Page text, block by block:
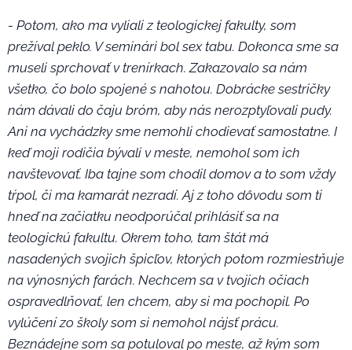
- Potom, ako ma vyliali z teologickej fakulty, som
prežíval peklo. V seminári bol sex tabu. Dokonca sme sa
museli sprchovať v trenírkach. Zakazovalo sa nám
všetko, čo bolo spojené s nahotou. Dobrácke sestričky
nám dávali do čaju bróm, aby nás nerozptyľovali pudy.
Ani na vychádzky sme nemohli chodievať samostatne. I
keď moji rodičia bývali v meste, nemohol som ich
navštevovať. Iba tajne som chodil domov a to som vždy
tŕpol, či ma kamarát nezradí. Aj z toho dôvodu som ti
hneď na začiatku neodporúčal prihlásiť sa na
teologickú fakultu. Okrem toho, tam štát má
nasadených svojich špicľov, ktorých potom rozmiestňuje
na výnosných farách. Nechcem sa v tvojich očiach
ospravedlňovať, len chcem, aby si ma pochopil. Po
vylúčení zo školy som si nemohol nájsť prácu.
Beznádejne som sa potuloval po meste, až kým som